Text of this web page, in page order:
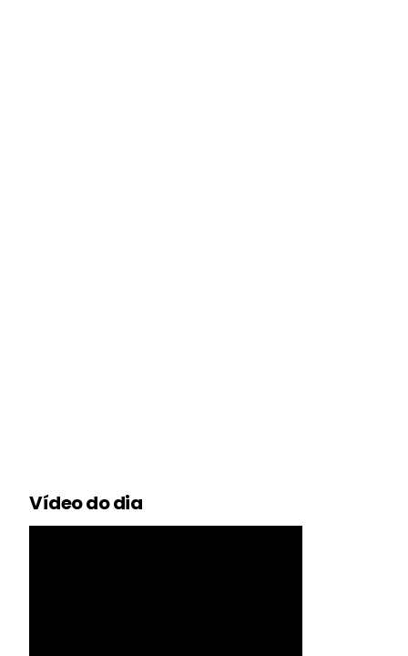
Vídeo do dia